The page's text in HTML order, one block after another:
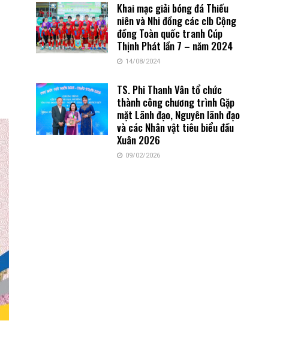
Khai mạc giải bóng đá Thiếu
niên và Nhi đồng các clb Cộng
đồng Toàn quốc tranh Cúp
Thịnh Phát lần 7 – năm 2024
14/08/2024
TS. Phi Thanh Vân tổ chức
thành công chương trình Gặp
mặt Lãnh đạo, Nguyên lãnh đạo
và các Nhân vật tiêu biểu đầu
Xuân 2026
09/02/2026